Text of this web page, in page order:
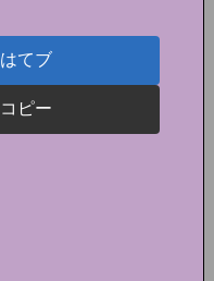
はてブ
コピー